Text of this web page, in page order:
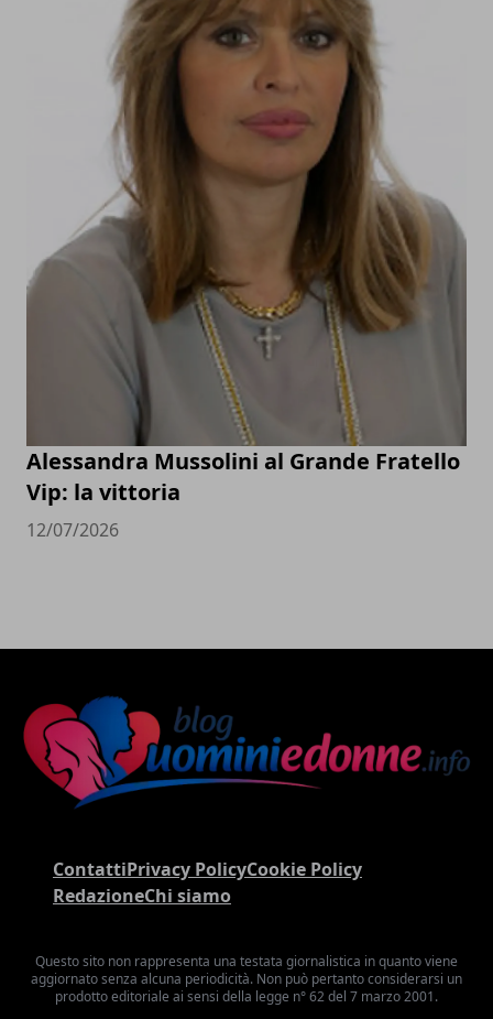
Alessandra Mussolini al Grande Fratello
Vip: la vittoria
12/07/2026
ContattiPrivacy PolicyCookie Policy
RedazioneChi siamo
Questo sito non rappresenta una testata giornalistica in quanto viene
aggiornato senza alcuna periodicità. Non può pertanto considerarsi un
prodotto editoriale ai sensi della legge n° 62 del 7 marzo 2001.